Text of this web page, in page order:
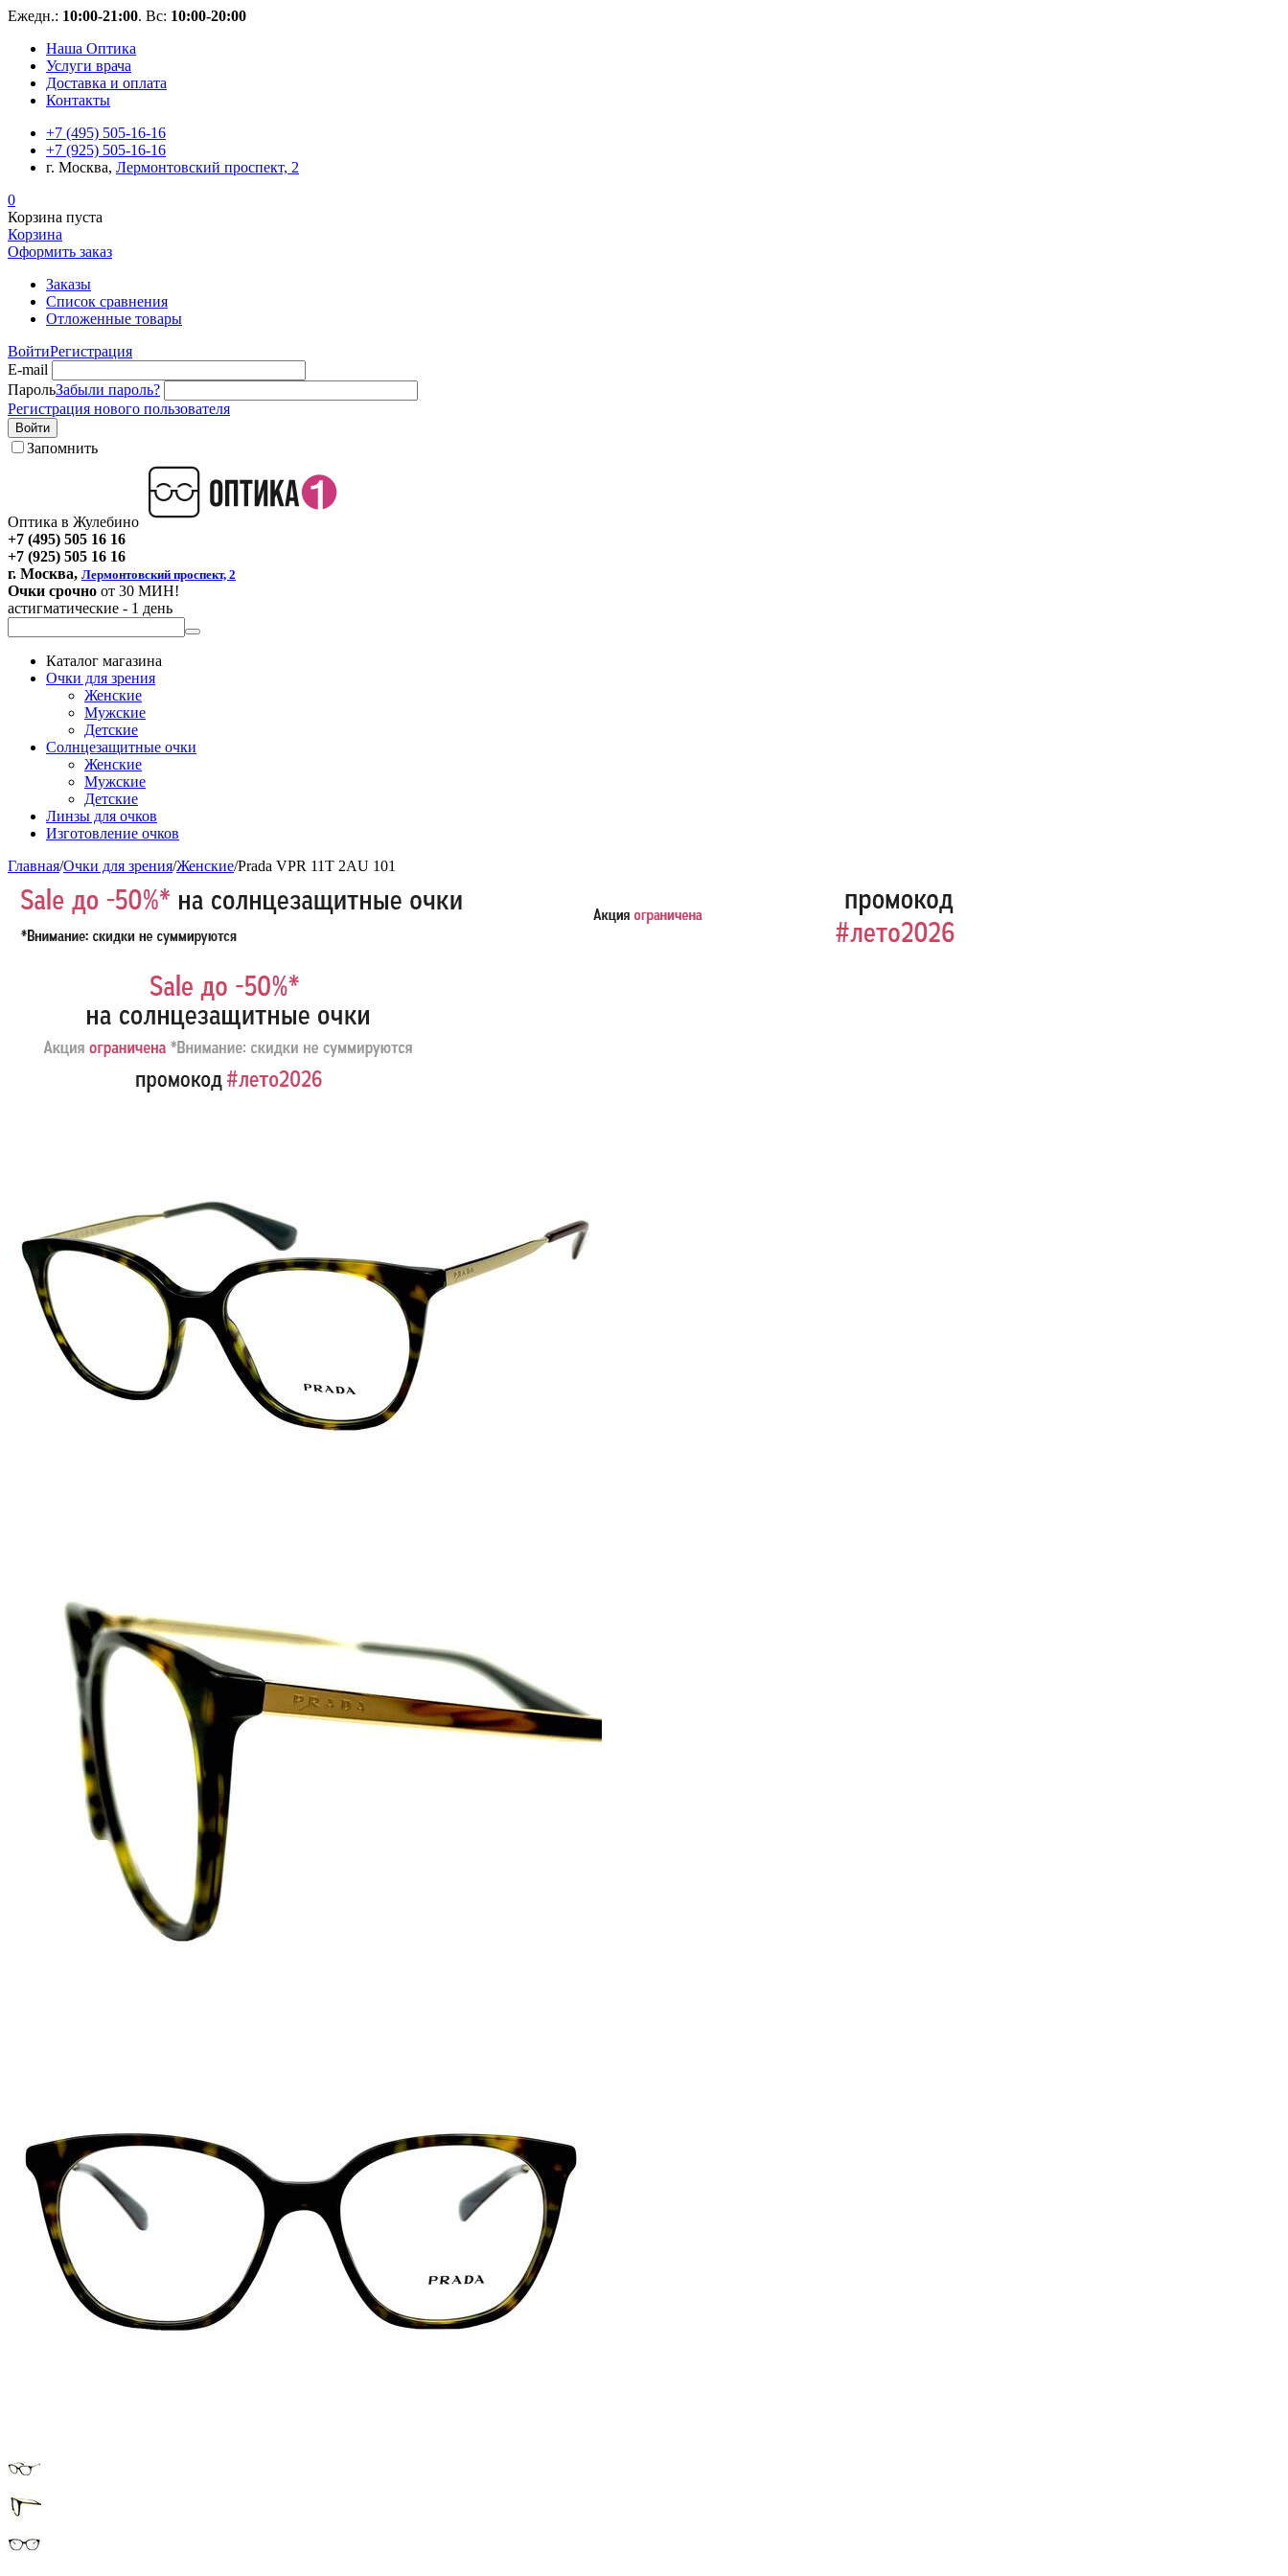
Ежедн.: 10:00-21:00. Вс: 10:00-20:00
Наша Оптика
Услуги врача
Доставка и оплата
Контакты
+7 (495) 505-16-16
+7 (925) 505-16-16
г. Москва, Лермонтовский проспект, 2
0
Корзина пуста
Корзина
Оформить заказ
Заказы
Список сравнения
Отложенные товары
ВойтиРегистрация
E-mail
ПарольЗабыли пароль?
Регистрация нового пользователя
Войти
Запомнить
Оптика в Жулебино
+7 (495) 505 16 16
+7 (925) 505 16 16
г. Москва, Лермонтовский проспект, 2
Очки срочно от 30 МИН!
астигматические - 1 день
Каталог магазина
Очки для зрения
Женские
Мужские
Детские
Солнцезащитные очки
Женские
Мужские
Детские
Линзы для очков
Изготовление очков
Главная/Очки для зрения/Женские/Prada VPR 11T 2AU 101